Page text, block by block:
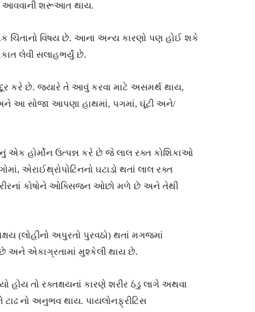
આવવાની શરૂઆત થાય.
ચિંતાનો વિષય છે. આના અન્ય કારણો પણ હોઈ શકે
લેવી સલાહભર્યું છે.
દૂર કરે છે. જ્યારે તે આવું કરવા માટે અસમર્થ થાય,
અને આ સોજા આપણા હાથમાં, પગમાં, ઘૂંટી અને/
એક હોર્મોન ઉત્પન્ન કરે છે જે લાલ રક્ત કોશિકાઓ
એરાઈથ્રોપોટિનનો ઘટાડો થતાં લાલ રક્ત
કોષોને ઓક્સિજન ઓછો મળે છે અને તેથી
(લોહીનો અપુરતો પુરવઠો) થતાં મગજમાં
એકાગ્રતામાં મુશ્કેલી થાય છે.
હોય તો રક્તક્ષયનાં કારણે શરીર ઠંડુ લાગે અથવા
નો અનુભવ થાય. પાયલોનફ્રીટિસ